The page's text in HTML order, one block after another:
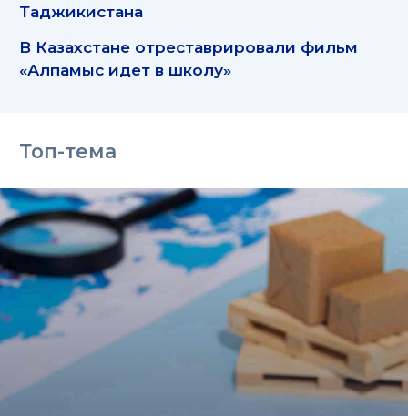
Таджикистана
В Казахстане отреставрировали фильм
«Алпамыс идет в школу»
Топ-тема